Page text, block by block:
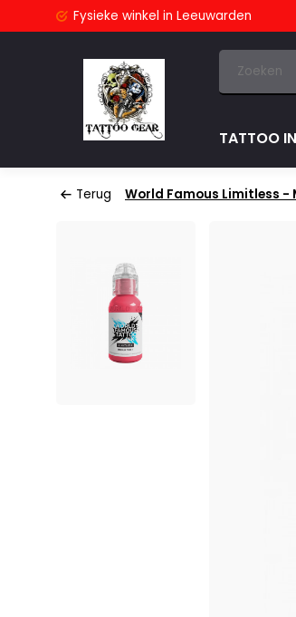
Fysieke winkel in Leeuwarden
TATTOO
Terug World Famous Limitless -